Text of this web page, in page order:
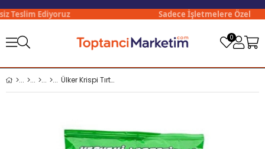
Ediyoruz Sadece İşletmelere Özel
0
Ülker Krispi Tırtıklı Taco Baharatlı Kraker 48 gr x20 li Koli